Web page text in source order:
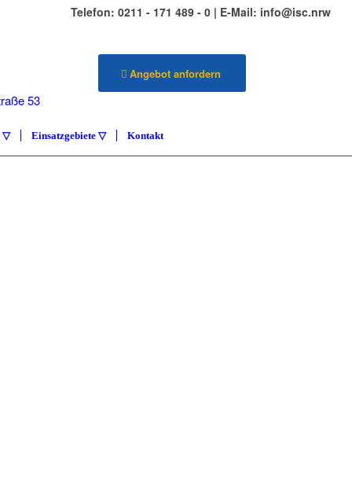
Telefon: 0211 - 171 489 - 0 | E-Mail: info@isc.nrw
Angebot anfordern
53
▽ Einsatzgebiete ▽ Kontakt